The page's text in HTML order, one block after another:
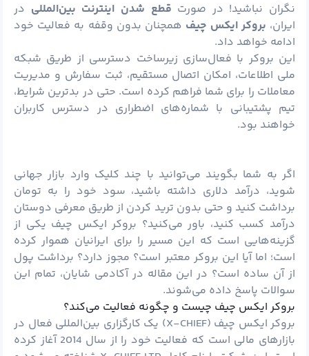
نگران نباشید! در صورت قطع شدن اینترنت بین‌المللی در
ایران، بروکر ایکس چیف همچنان بدون وقفه به فعالیت خود
ادامه خواهد داد.
این بروکر با فعال‌سازی زیرساخت دسترسی از طریق شبکه
ملی اطلاعات، امکان اتصال مستقیم، ثبت سفارش و مدیریت
معاملات را برای شما فراهم کرده است. حتی در بدترین شرایط،
تیم پشتیبانی با شماره‌های اضطراری در دسترس کاربران
خواهند بود.
اگر به شما بگویند می‌توانید با چند کلیک وارد بازار جهانی
شوید، درآمد دلاری داشته باشید، سود خود را به تومان
برداشت کنید و حتی بدون ترید کردن از طریق معرفی دوستان
درآمد کسب کنید، باور می‌کنید؟ بروکر ایکس چیف یکی از
گزینه‌هایی است که این مسیر را برای ایرانیان هموار کرده
است؛ اما آیا این بروکر معتبر است؟ مجوز دارد؟ برداشت پول
از آن ساده است؟ در این مقاله درآکادمی شایان، تمام این
سوالات پاسخ داده می‌شوند.
بروکر ایکس چیف چیست و چگونه فعالیت می‌کند؟
بروکر ایکس چیف (X-CHIEF) یک کارگزاری بین‌المللی فعال در
بازارهای مالی است که فعالیت خود را از سال 2014 آغاز کرده